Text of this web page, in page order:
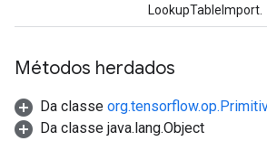
LookupTableImport.
Métodos herdados
Da classe
Da classe java.lang.Object